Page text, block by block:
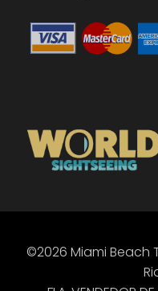
©2026 Miami Beach